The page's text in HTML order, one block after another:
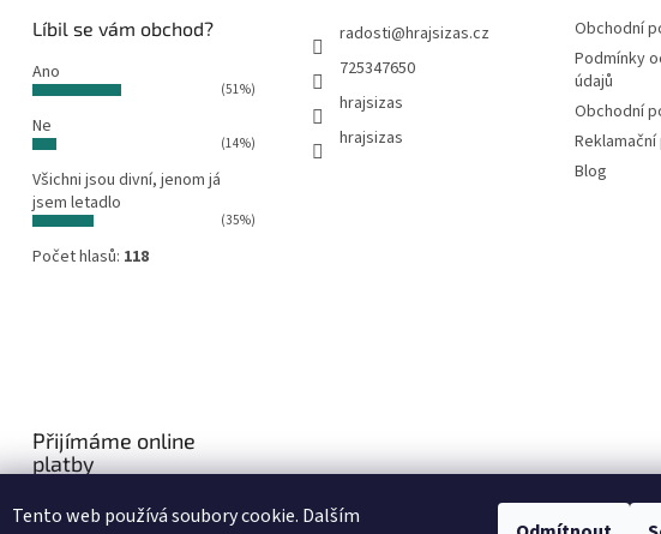
Tento web používá soubory cookie. Dalším
Líbil se vám obchod?
Ano
(51%)
Ne
(14%)
Všichni jsou divní, jenom já
jsem letadlo
(35%)
Počet hlasů: 118
radosti@hrajsizas.cz
725347650
hrajsizas
hrajsizas
Obchodní
Podmínky
údajů
Obchodní
Blog
Přijímáme online
platby